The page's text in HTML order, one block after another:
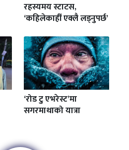
रहस्यमय स्टाटस,
‘कहिलेकाहीँ एक्लै लड्नुपर्छ’
‘रोड टु एभरेस्ट’मा
सगरमाथाको यात्रा